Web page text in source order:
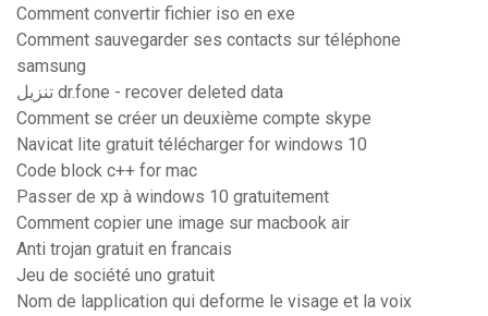
Comment convertir fichier iso en exe
Comment sauvegarder ses contacts sur téléphone
samsung
تنزيل dr.fone - recover deleted data
Comment se créer un deuxième compte skype
Navicat lite gratuit télécharger for windows 10
Code block c++ for mac
Passer de xp à windows 10 gratuitement
Comment copier une image sur macbook air
Anti trojan gratuit en francais
Jeu de société uno gratuit
Nom de lapplication qui deforme le visage et la voix